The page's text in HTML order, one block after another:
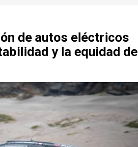
de autos eléctricos
y la equidad de